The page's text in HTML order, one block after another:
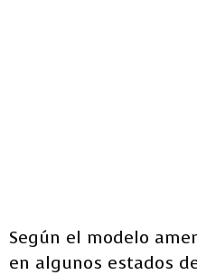
Según el modelo
en algunos estados